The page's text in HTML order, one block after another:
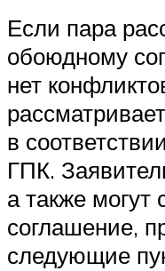
Если пара
обоюдному
нет
в
ГПК.
а также могут
соглашение,
следующие